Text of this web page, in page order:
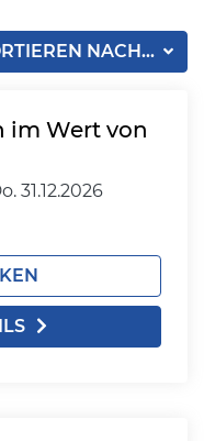
NACH...
im Wert von
31.12.2026